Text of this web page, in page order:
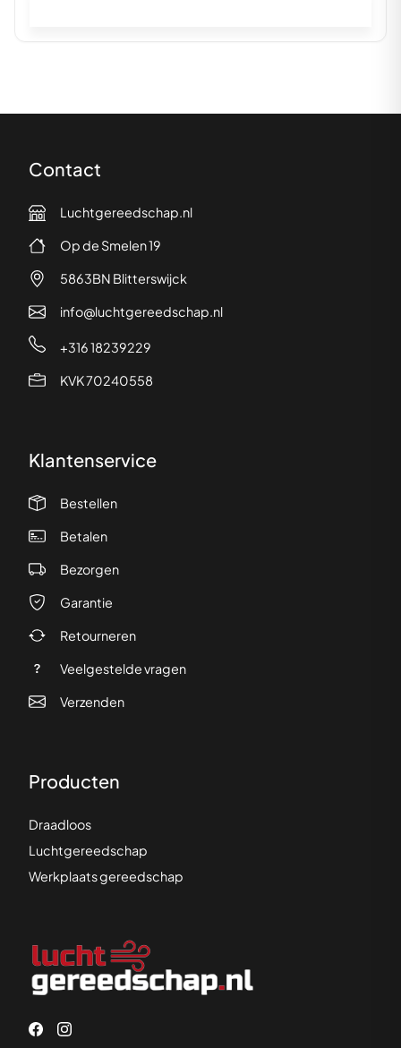
Contact
Luchtgereedschap.nl
Op de Smelen 19
5863BN Blitterswijck
info@luchtgereedschap.nl
+316 18239229
KVK 70240558
Klantenservice
Bestellen
Betalen
Bezorgen
Garantie
Retourneren
Veelgestelde vragen
Verzenden
Producten
Draadloos
Luchtgereedschap
Werkplaats gereedschap